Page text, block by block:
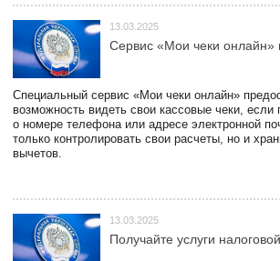
13.03.2025
Сервис «Мои чеки онлайн»
Специальный сервис «Мои чеки онлайн»
возможность видеть свои кассовые чеки,
о номере телефона или адресе электронной
только контролировать свои расчеты, но и
вычетов.
13.03.2025
Получайте услуги